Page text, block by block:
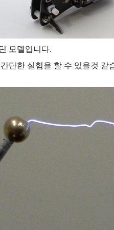
모델입니다.
단한 실험을 할 수 있을것